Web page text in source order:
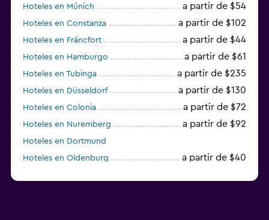
Hoteles en Múnich a partir de $54
Hoteles en Constanza a partir de $102
Hoteles en Fráncfort a partir de $44
Hoteles en Hamburgo a partir de $61
Hoteles en Tubinga a partir de $235
Hoteles en Düsseldorf a partir de $130
Hoteles en Colonia a partir de $72
Hoteles en Nuremberg a partir de $92
Hoteles en Dortmund
Hoteles en Oldenburg
a partir de $40